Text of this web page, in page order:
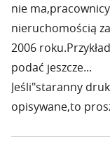
nie
nieruchomością
2006
podać jeszcze...
Jeśli"staranny
opisywane,to